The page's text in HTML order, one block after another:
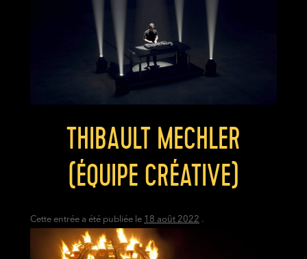
THIBAULT MECHLER
(ÉQUIPE CRÉATIVE)
Cette entrée a été publiée le 18 août 2022 .